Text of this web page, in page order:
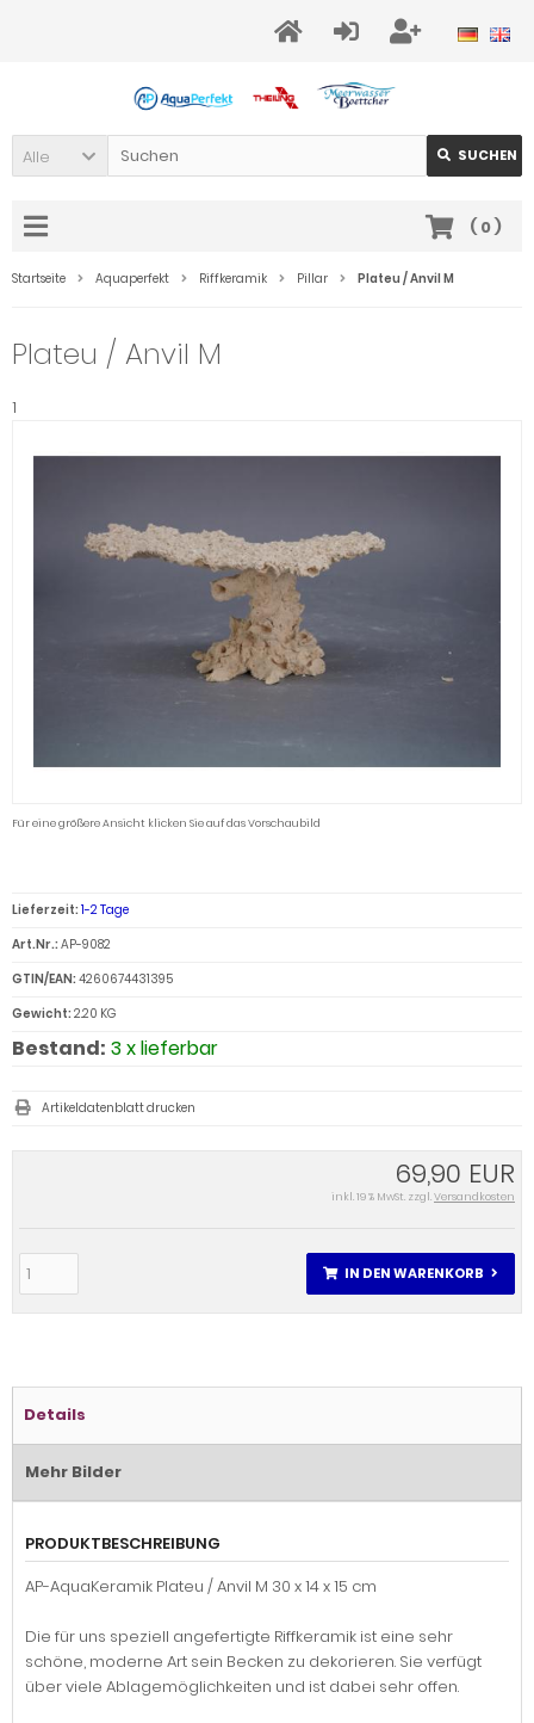
Alle SUCHEN
( 0)
Startseite Aquaperfekt Riffkeramik Pillar Plateu / Anvil M
Plateu / Anvil M
1
Für eine größere Ansicht klicken Sie auf das Vorschaubild
69,90 EUR
inkl. 19 % MwSt. zzgl.Versandkosten
IN DEN WARENKORB
Lieferzeit: 1-2 Tage
Art.Nr.: AP-9082
GTIN/EAN: 4260674431395
Gewicht: 2.20 KG
Bestand: 3 x lieferbar
Artikeldatenblatt drucken
Details
Mehr Bilder
PRODUKTBESCHREIBUNG
AP-AquaKeramik Plateu / Anvil M 30 x 14 x 15 cm
Die für uns speziell angefertigte Riffkeramik ist eine sehr
schöne, moderne Art sein Becken zu dekorieren. Sie verfügt
über viele Ablagemöglichkeiten und ist dabei sehr offen.